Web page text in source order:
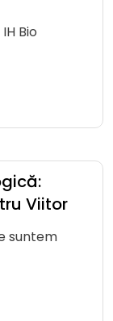
Bio
Viitor
suntem